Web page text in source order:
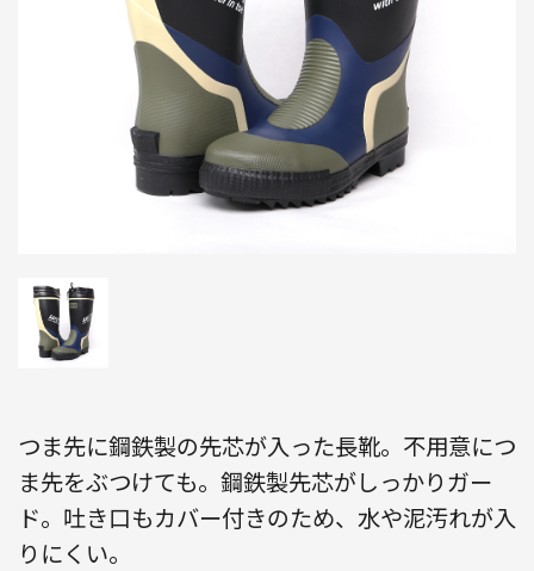
つま先に鋼鉄製の先芯が入った長靴。不用意につ
ま先をぶつけても。鋼鉄製先芯がしっかりガー
ド。吐き口もカバー付きのため、水や泥汚れが入
りにくい。